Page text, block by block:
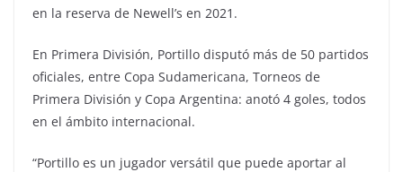
en la reserva de Newell’s en 2021.
En Primera División, Portillo disputó más de 50 partidos
oficiales, entre Copa Sudamericana, Torneos de
Primera División y Copa Argentina: anotó 4 goles, todos
en el ámbito internacional.
“Portillo es un jugador versátil que puede aportar al